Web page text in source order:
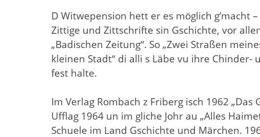
D Witwepension hett er es möglich g’macht
Zittige und Zittschrifte sin Gschichte, vor
„Badischen Zeitung“. So „Zwei Straßen
kleinen Stadt“ di alli s Läbe vu ihre
fest halte.
Im Verlag Rombach z Friberg isch 1962
Ufflag 1964 un im gliche Johr au „Alles
Schuele im Land Gschichte und Märchen.